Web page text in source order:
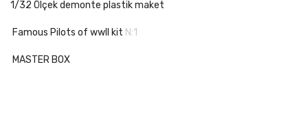
1/32 Ölçek demonte plastik maket
Famous Pilots of wwII kit N:1
MASTER BOX